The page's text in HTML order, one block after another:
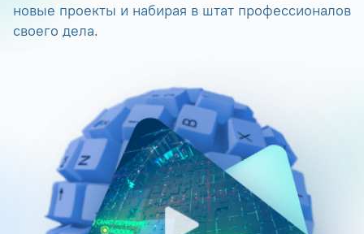
новые проекты и набирая в штат профессионалов
своего дела.